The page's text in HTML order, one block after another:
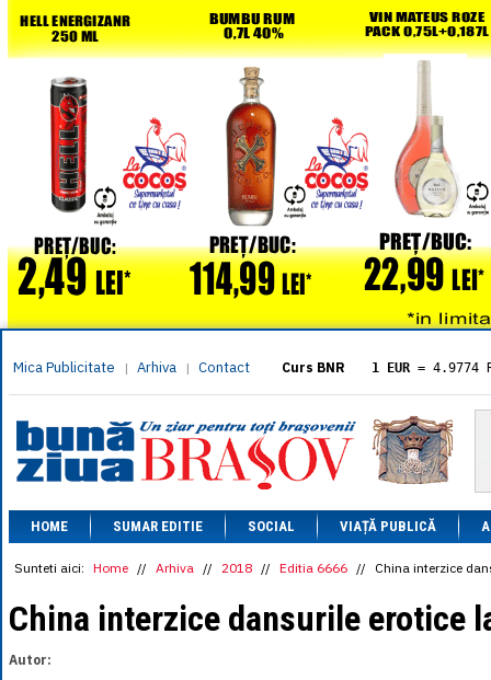
Mica Publicitate | Arhiva | Contact Curs BNR 1 EUR = 4.9774
= 5.8304
1 XAU= 464.4611
1 AED= 1.1933
1 AUD= 2.7957
1 BGN= 2.5449
1 CAD= 3.1559
1 CHF= 5.2813
1 CNY = 0.6015
= 0.6668
1 EGP= 0.0860
HOME SUMAR EDITIE SOCIAL VIAȚĂ PUBLICĂ
Sunteti aici: Home // Arhiva // 2018 // Editia 6666 // China interzice
China interzice dansurile erotice
Autor: